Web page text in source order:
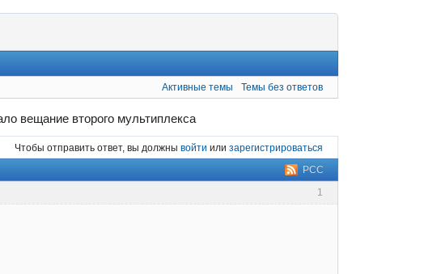
Активные темы Темы без ответов
вещание второго мультиплекса
Чтобы отправить ответ, вы должны войти или зарегистрироваться
РСС
1